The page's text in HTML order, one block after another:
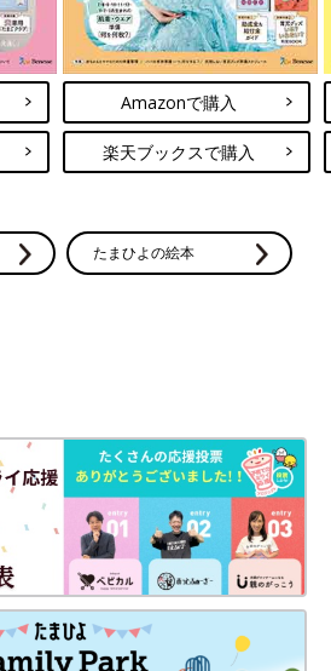
Amazonで購入
楽天ブックスで購入
たまひよの絵本